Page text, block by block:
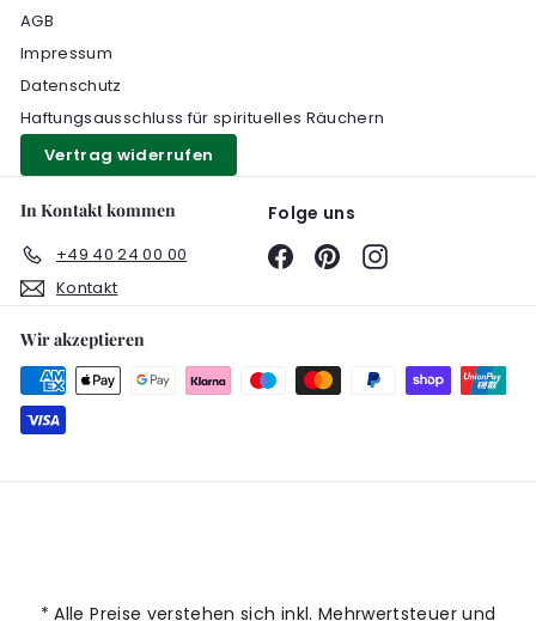
AGB
Impressum
Datenschutz
Haftungsausschluss für spirituelles Räuchern
Vertrag widerrufen
In Kontakt kommen
+49 40 24 00 00
Kontakt
Folge uns
Facebook
PinterestInstagram
Wir akzeptieren
* Alle Preise verstehen sich inkl. Mehrwertsteuer und